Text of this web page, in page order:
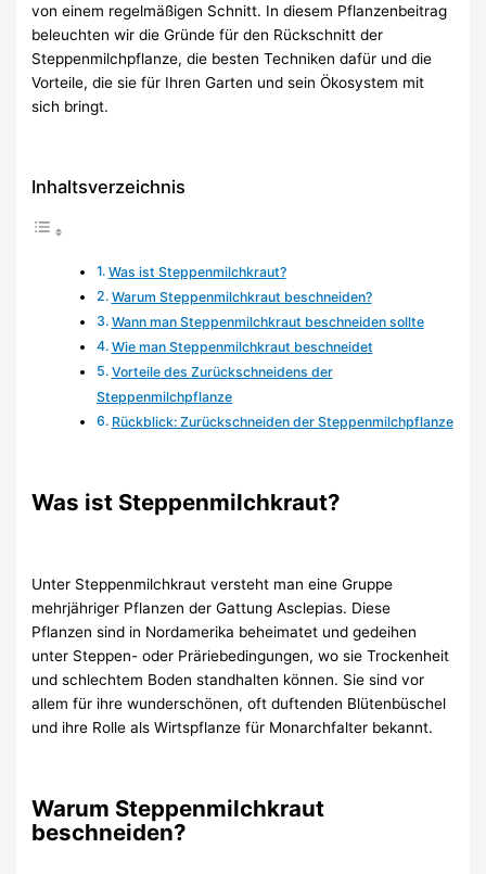
von einem regelmäßigen Schnitt. In diesem Pflanzenbeitrag
beleuchten wir die Gründe für den Rückschnitt der
Steppenmilchpflanze, die besten Techniken dafür und die
Vorteile, die sie für Ihren Garten und sein Ökosystem mit
sich bringt.
Inhaltsverzeichnis
Was ist Steppenmilchkraut?
Warum Steppenmilchkraut beschneiden?
Wann man Steppenmilchkraut beschneiden sollte
Wie man Steppenmilchkraut beschneidet
Vorteile des Zurückschneidens der
Steppenmilchpflanze
Rückblick: Zurückschneiden der Steppenmilchpflanze
Was ist Steppenmilchkraut?
Unter Steppenmilchkraut versteht man eine Gruppe
mehrjähriger Pflanzen der Gattung Asclepias. Diese
Pflanzen sind in Nordamerika beheimatet und gedeihen
unter Steppen- oder Präriebedingungen, wo sie Trockenheit
und schlechtem Boden standhalten können. Sie sind vor
allem für ihre wunderschönen, oft duftenden Blütenbüschel
und ihre Rolle als Wirtspflanze für Monarchfalter bekannt.
Warum Steppenmilchkraut
beschneiden?